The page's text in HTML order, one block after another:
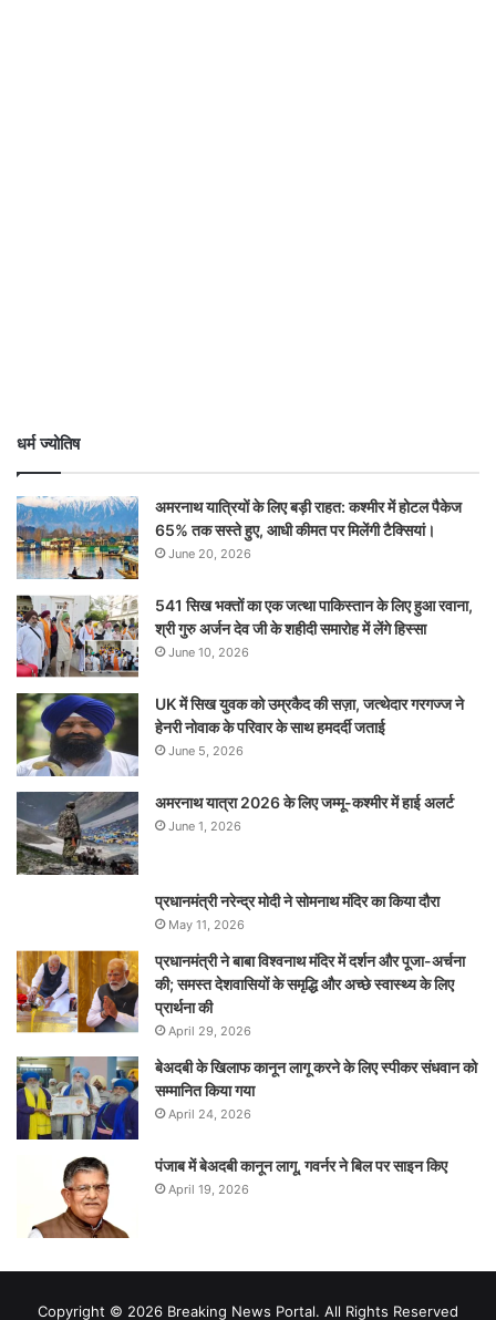
धर्म ज्योतिष
अमरनाथ यात्रियों के लिए बड़ी राहत: कश्मीर में होटल पैकेज
65% तक सस्ते हुए, आधी कीमत पर मिलेंगी टैक्सियां।
June 20, 2026
541 सिख भक्तों का एक जत्था पाकिस्तान के लिए हुआ रवाना,
श्री गुरु अर्जन देव जी के शहीदी समारोह में लेंगे हिस्सा
June 10, 2026
UK में सिख युवक को उम्रकैद की सज़ा, जत्थेदार गरगज्ज ने
हेनरी नोवाक के परिवार के साथ हमदर्दी जताई
June 5, 2026
अमरनाथ यात्रा 2026 के लिए जम्मू-कश्मीर में हाई अलर्ट
June 1, 2026
प्रधानमंत्री नरेन्‍द्र मोदी ने सोमनाथ मंदिर का किया दौरा
May 11, 2026
प्रधानमंत्री ने बाबा विश्वनाथ मंदिर में दर्शन और पूजा-अर्चना
की; समस्‍त देशवासियों के समृद्धि और अच्छे स्वास्थ्य के लिए
प्रार्थना की
April 29, 2026
बेअदबी के खिलाफ कानून लागू करने के लिए स्पीकर संधवान को
सम्मानित किया गया
April 24, 2026
पंजाब में बेअदबी कानून लागू, गवर्नर ने बिल पर साइन किए
April 19, 2026
Copyright © 2026 Breaking News Portal. All Rights Reserved